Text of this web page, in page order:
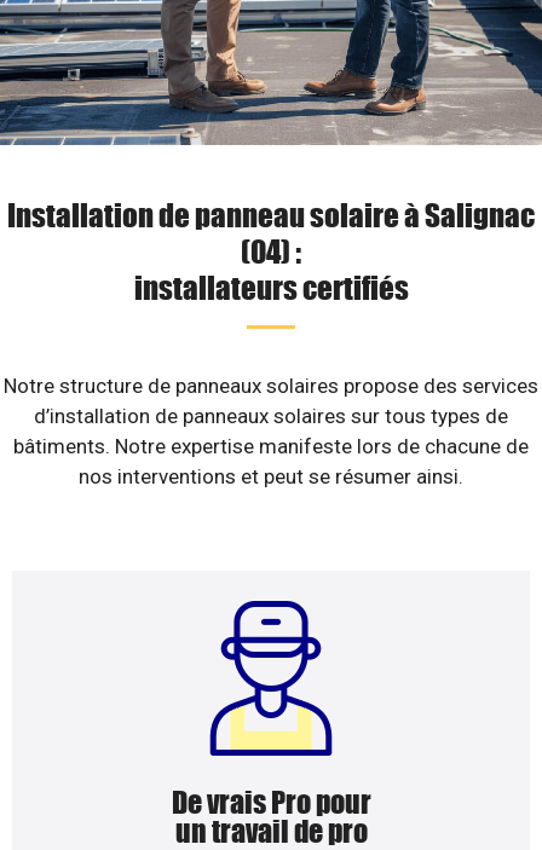
Installation de panneau solaire à Salignac
(04) :
installateurs certifiés
Notre structure de panneaux solaires propose des services
d’installation de panneaux solaires sur tous types de
bâtiments. Notre expertise manifeste lors de chacune de
nos interventions et peut se résumer ainsi.
De vrais Pro pour
un travail de pro